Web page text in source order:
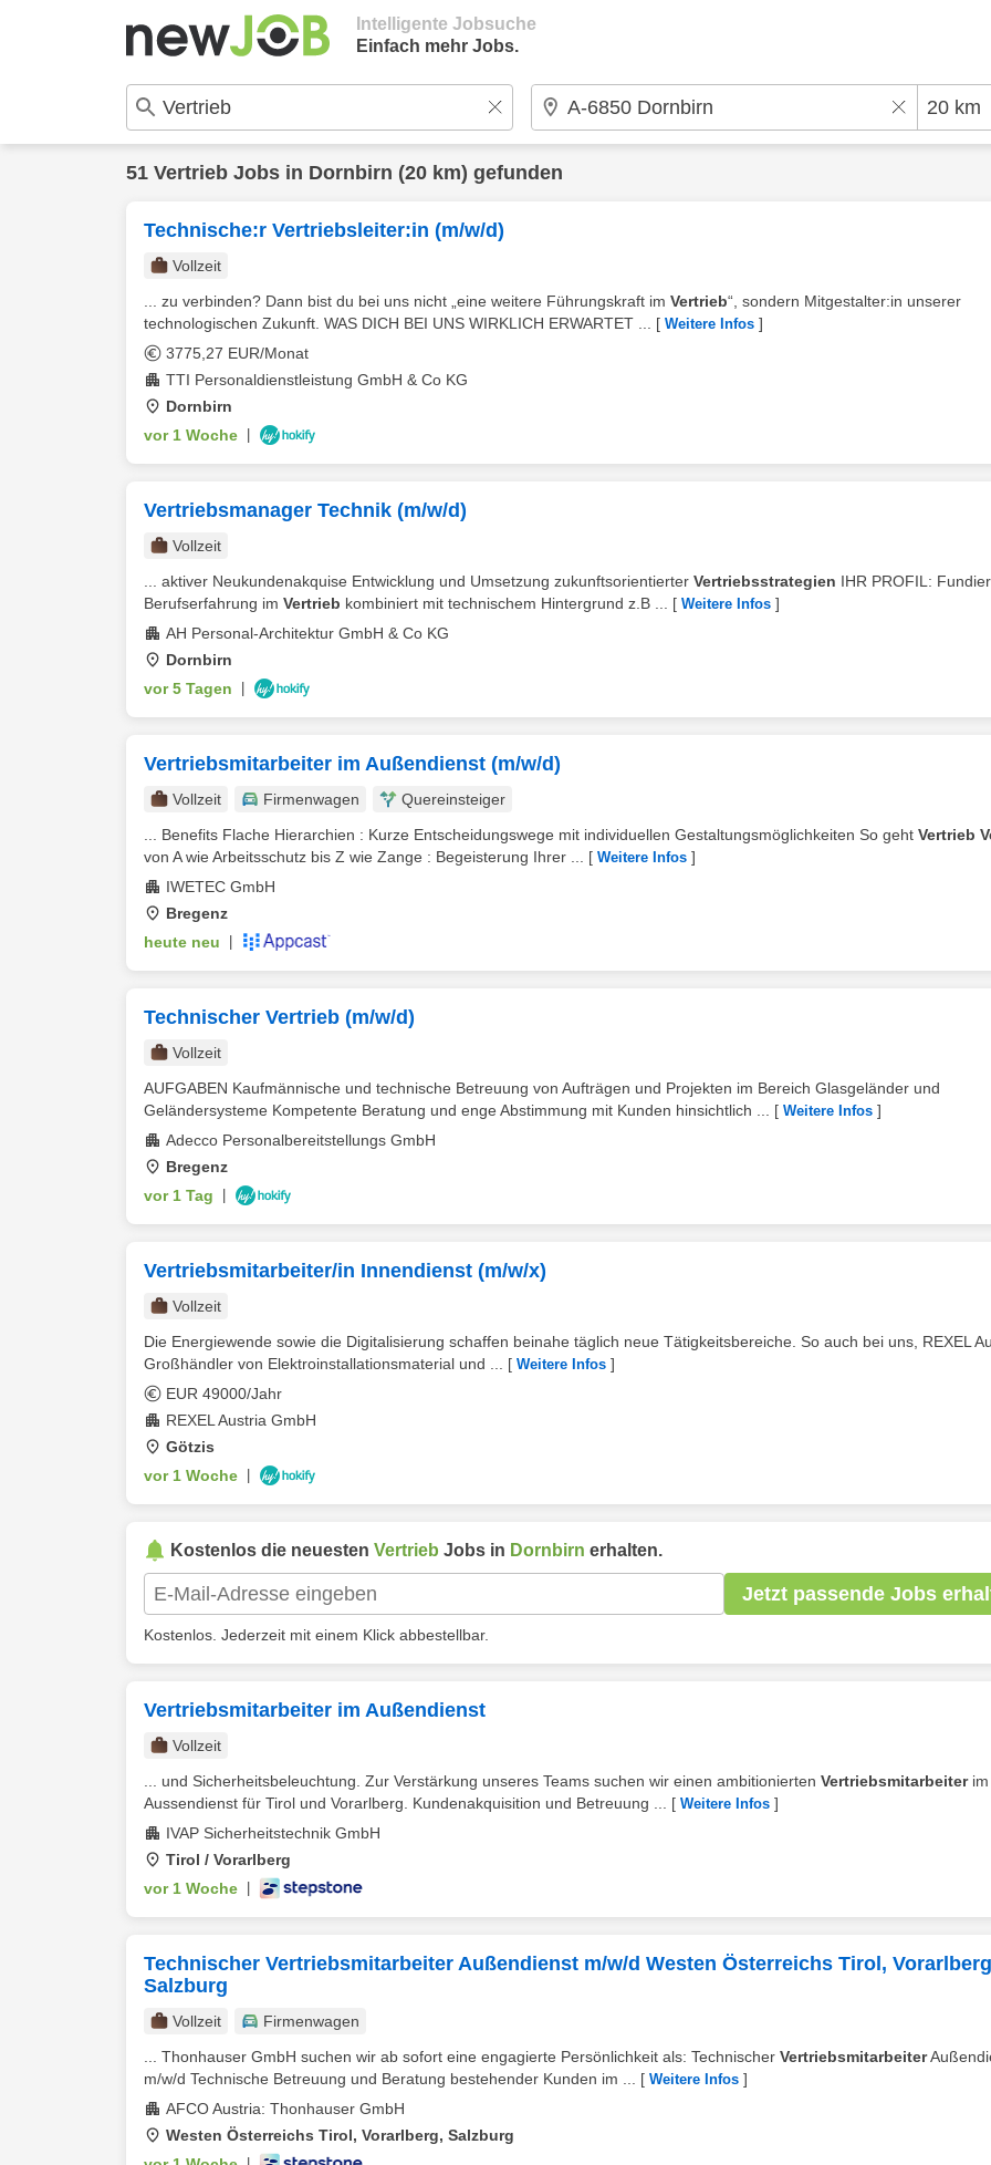
Intelligente Jobsuche
Einfach mehr Jobs.
51 Vertrieb Jobs in Dornbirn (20 km) gefunden
Technische:r Vertriebsleiter:in (m/w/d)
Vollzeit
... zu verbinden? Dann bist du bei uns nicht „eine weitere Führungskraft im Vertrieb“, sondern Mitgestalter:in unserer
technologischen Zukunft. WAS DICH BEI UNS WIRKLICH ERWARTET ...
[ Weitere Infos ]
3775,27 EUR/Monat
TTI Personaldienstleistung GmbH & Co KG
Dornbirn
vor 1 Woche
Vertriebsmanager Technik (m/w/d)
Vollzeit
... aktiver Neukundenakquise Entwicklung und Umsetzung zukunftsorientierter Vertriebsstrategien IHR PROFIL:
Berufserfahrung im Vertrieb kombiniert mit technischem Hintergrund z.B ... [ Weitere Infos ]
AH Personal-Architektur GmbH & Co KG
Dornbirn
vor 5 Tagen
Vertriebsmitarbeiter im Außendienst (m/w/d)
Vollzeit Firmenwagen
Quereinsteiger
... Benefits Flache Hierarchien : Kurze Entscheidungswege mit individuellen Gestaltungsmöglichkeiten So geht Vertrieb
von A wie Arbeitsschutz bis Z wie Zange : Begeisterung Ihrer ...
[ Weitere Infos ]
IWETEC GmbH
Bregenz
heute neu
Technischer Vertrieb (m/w/d)
Vollzeit
AUFGABEN Kaufmännische und technische Betreuung von Aufträgen und Projekten im Bereich Glasgeländer und
Geländersysteme Kompetente Beratung und enge Abstimmung mit Kunden hinsichtlich ...
[ Weitere Infos ]
Adecco Personalbereitstellungs GmbH
Bregenz
vor 1 Tag
Vertriebsmitarbeiter/in Innendienst (m/w/x)
Vollzeit
Die Energiewende sowie die Digitalisierung schaffen beinahe täglich neue Tätigkeitsbereiche. So auch bei uns, REXEL
Großhändler von Elektroinstallationsmaterial und ...
[ Weitere Infos ]
EUR 49000/Jahr
REXEL Austria GmbH
Götzis
vor 1 Woche
Kostenlos die neuesten Vertrieb Jobs in Dornbirn erhalten.
Jetzt passende Jobs
Kostenlos. Jederzeit mit einem Klick abbestellbar.
Vertriebsmitarbeiter im Außendienst
Vollzeit
... und Sicherheitsbeleuchtung. Zur Verstärkung unseres Teams suchen wir einen ambitionierten Vertriebsmitarbeiterim
Aussendienst für Tirol und Vorarlberg. Kundenakquisition und Betreuung ...
[ Weitere Infos ]
IVAP Sicherheitstechnik GmbH
Tirol / Vorarlberg
vor 1 Woche
Technischer Vertriebsmitarbeiter Außendienst m/w/d Westen Österreichs Tirol,
Salzburg
Vollzeit
Firmenwagen
... Thonhauser GmbH suchen wir ab sofort eine engagierte Persönlichkeit als: Technischer Vertriebsmitarbeiter
m/w/d Technische Betreuung und Beratung bestehender Kunden im ...
[ Weitere Infos ]
AFCO Austria: Thonhauser GmbH
Westen Österreichs Tirol, Vorarlberg, Salzburg